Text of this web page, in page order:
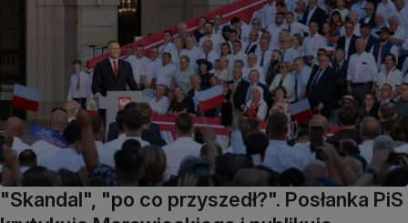
"Skandal", "po co przyszedł?". Posłanka PiS